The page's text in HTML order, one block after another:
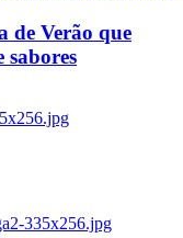
de Verão que
sabores
335x256.jpg